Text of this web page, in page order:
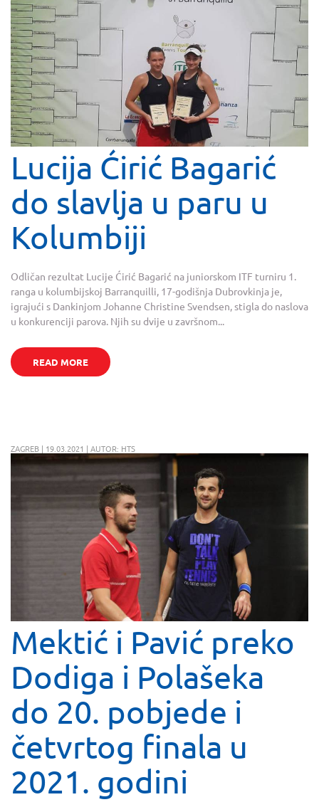
Lucija Ćirić Bagarić
do slavlja u paru u
Kolumbiji
Odličan rezultat Lucije Ćirić Bagarić na juniorskom ITF turniru 1.
ranga u kolumbijskoj Barranquilli, 17-godišnja Dubrovkinja je,
igrajući s Dankinjom Johanne Christine Svendsen, stigla do naslova
u konkurenciji parova. Njih su dvije u završnom...
READ MORE
ZAGREB | 19.03.2021 | AUTOR: HTS
Mektić i Pavić preko
Dodiga i Polašeka
do 20. pobjede i
četvrtog finala u
2021. godini